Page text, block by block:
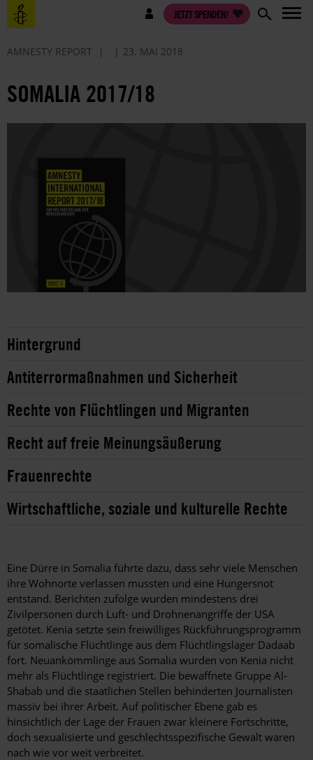
Direkt
zum
Benutzermenü JETZT SPENDEN!
AMNESTY REPORT 23. MAI 2018
SOMALIA 2017/18
Hintergrund
Antiterrormaßnahmen und Sicherheit
Rechte von Flüchtlingen und Migranten
Recht auf freie Meinungsäußerung
Frauenrechte
Wirtschaftliche, soziale und kulturelle Rechte
Eine Dürre in Somalia führte dazu, dass sehr viele Menschen
ihre Wohnorte verlassen mussten und eine Hungersnot
entstand. Berichten zufolge wurden mindestens drei
Zivilpersonen durch Luft- und Drohnenangriffe der USA
getötet. Kenia setzte sein freiwilliges Rückführungsprogramm
für somalische Flüchtlinge aus dem Flüchtlingslager Dadaab
fort. Neuankömmlinge aus Somalia wurden von Kenia nicht
mehr als Flüchtlinge registriert. Die bewaffnete Gruppe Al-
Shabab und die staatlichen Stellen behinderten Journalisten
massiv bei ihrer Arbeit. Auf politischer Ebene gab es
hinsichtlich der Lage der Frauen zwar kleinere Fortschritte,
doch sexualisierte und geschlechtsspezifische Gewalt waren
nach wie vor weit verbreitet.